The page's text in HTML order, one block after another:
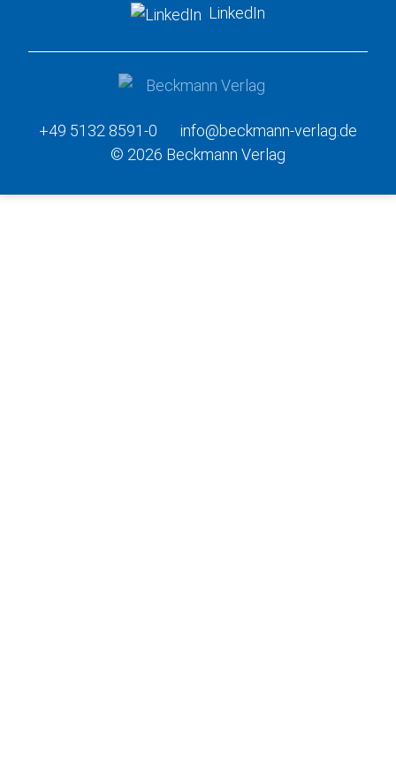
LinkedIn
+49 5132 8591-0
info@beckmann-verlag.de
© 2026 Beckmann Verlag